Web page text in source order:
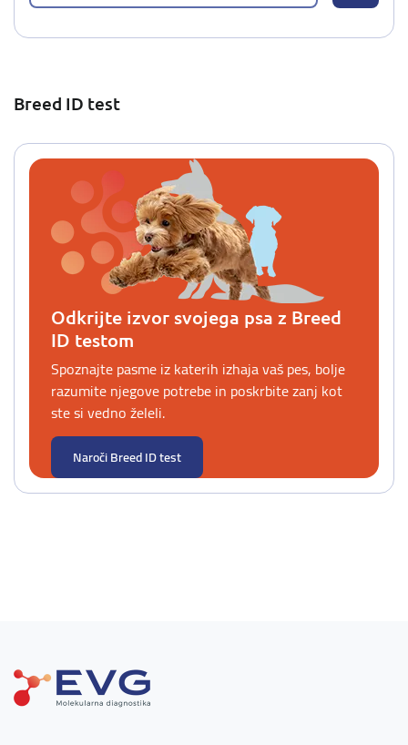
Breed ID test
Odkrijte izvor svojega psa z Breed
ID testom
Spoznajte pasme iz katerih izhaja vaš pes, bolje
razumite njegove potrebe in poskrbite zanj kot
ste si vedno želeli.
Naroči Breed ID test